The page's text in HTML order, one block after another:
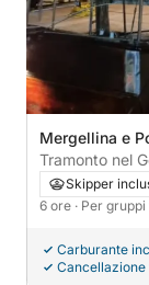
Mergellina e
Tramonto nel
Skipper
6 ore · Per
Carburante
Cancellazione